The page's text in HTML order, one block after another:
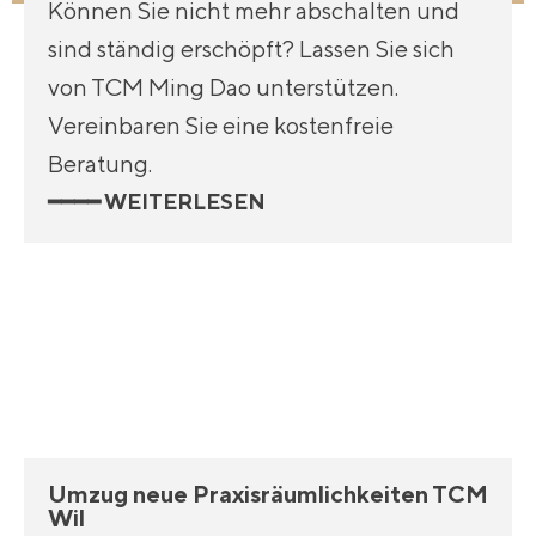
Können Sie nicht mehr abschalten und
sind ständig erschöpft? Lassen Sie sich
von TCM Ming Dao unterstützen.
Vereinbaren Sie eine kostenfreie
Beratung.
━━━━ WEITERLESEN
Umzug neue Praxisräumlichkeiten TCM
Wil